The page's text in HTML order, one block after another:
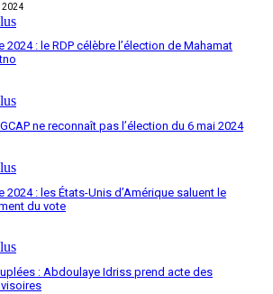
2024
2024 : le RDP célèbre l’élection de Mahamat
ne reconnaît pas l’élection du 6 mai 2024
2024 : les États-Unis d’Amérique saluent le
du vote
: Abdoulaye Idriss prend acte des